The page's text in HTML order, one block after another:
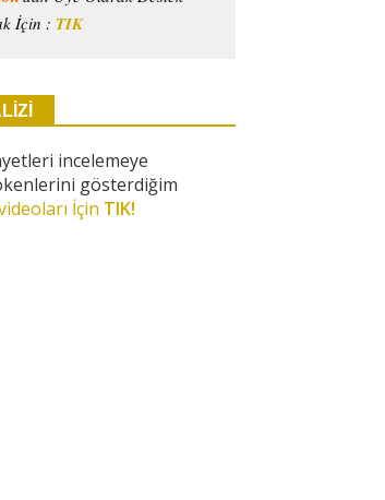
İçin : TIK
incelemeye
gösterdiğim
İçin TIK!